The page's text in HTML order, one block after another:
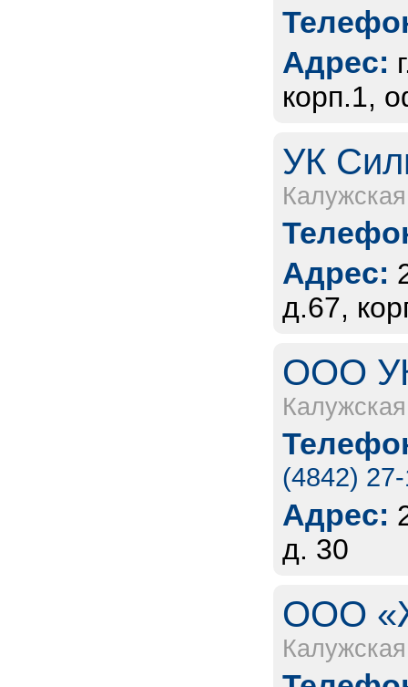
Адрес:
корп.1,
УК
Адрес:
д.67,
ООО
(4842)
Адрес:
д. 30
ООО